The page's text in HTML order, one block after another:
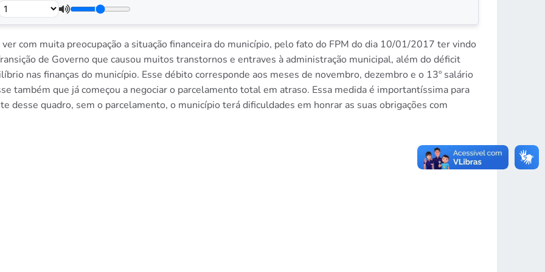
com muita preocupação a situação financeira do município, pelo fato do FPM do dia 10/01/2017 ter vindo
de Governo que causou muitos transtornos e entraves à administração municipal, além do déficit
nas finanças do município. Esse débito corresponde aos meses de novembro, dezembro e o 13º salário
também que já começou a negociar o parcelamento total em atraso. Essa medida é importantíssima para
desse quadro, sem o parcelamento, o município terá dificuldades em honrar as suas obrigações com